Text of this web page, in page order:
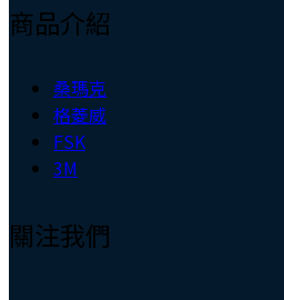
商品介紹
桑瑪克
格菱威
FSK
3M
關注我們